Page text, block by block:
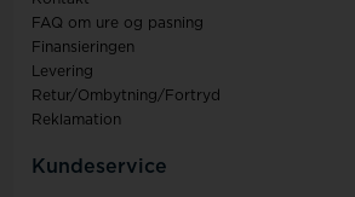
FAQ om ure og pasning
Finansieringen
Levering
Retur/Ombytning/Fortryd
Reklamation
Kundeservice